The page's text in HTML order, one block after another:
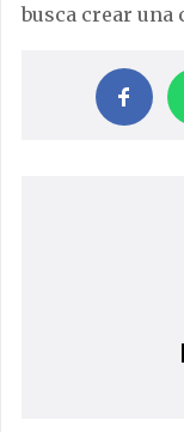
busca crear una